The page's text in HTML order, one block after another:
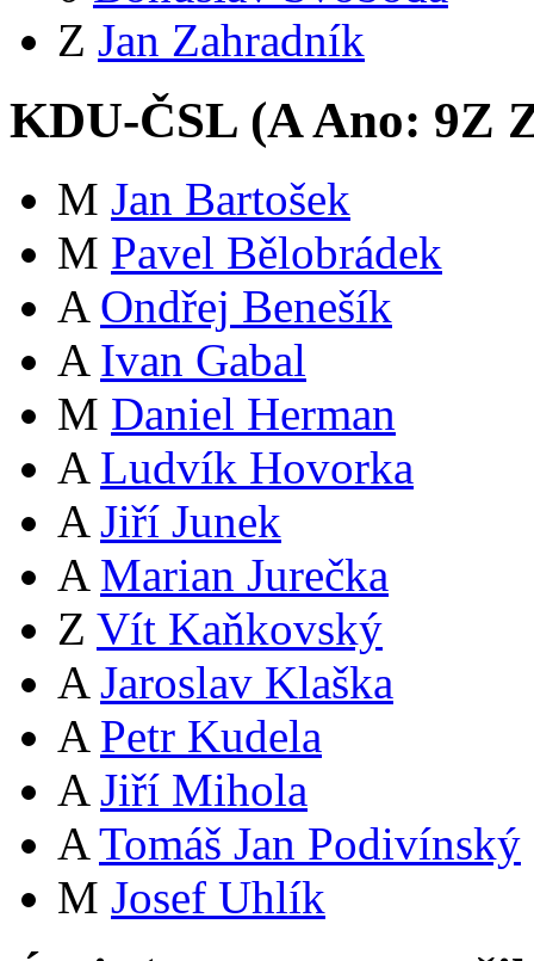
Z Jan Zahradník
KDU-ČSL (AAno: 9Z
M Jan Bartošek
M Pavel Bělobrádek
A Ondřej Benešík
A Ivan Gabal
M Daniel Herman
A Ludvík Hovorka
A Jiří Junek
A Marian Jurečka
Z Vít Kaňkovský
A Jaroslav Klaška
A Petr Kudela
A Jiří Mihola
A Tomáš Jan Podivínský
M Josef Uhlík